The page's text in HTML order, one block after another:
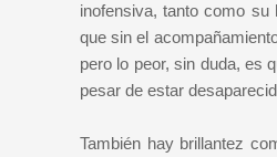
inofensiva, tanto como
que sin el
pero lo peor, sin duda, es
pesar de estar
También hay brillantez